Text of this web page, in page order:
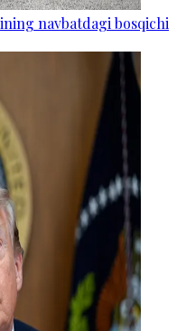
navbatdagi bosqichi